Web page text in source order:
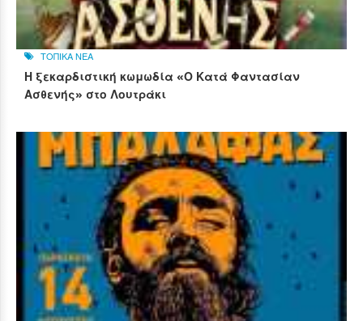
ΤΟΠΙΚΑ ΝΕΑ
Η ξεκαρδιστική κωμωδία «Ο Κατά Φαντασίαν
Ασθενής» στο Λουτράκι